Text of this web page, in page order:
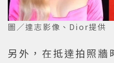
圖／達志影像、Dior提供
另外，在抵達拍照牆